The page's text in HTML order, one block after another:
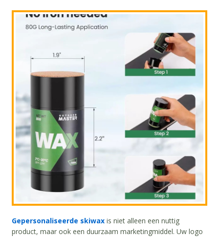
Gepersonaliseerde skiwax is niet alleen een nuttig
product, maar ook een duurzaam marketingmiddel. Uw logo